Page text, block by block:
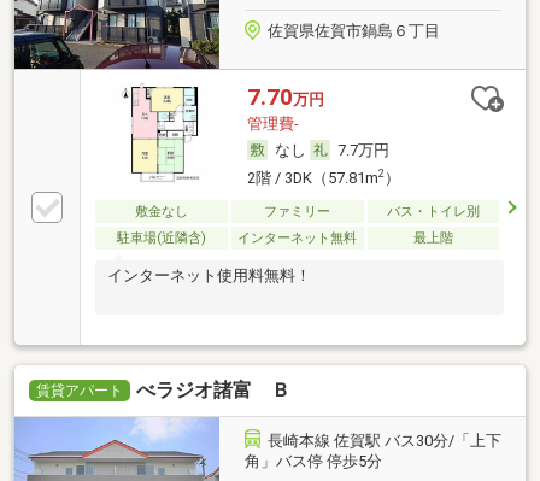
佐賀県佐賀市鍋島６丁目
7.70万円
管理費-
なし
7.7万円
2階 / 3DK（57.81m2）
敷金なし ファミリー
バス・トイレ別
駐車場(近隣含)
インターネット無料 最上階
インターネット使用料無料！
賃貸アパート べラジオ諸富 Ｂ
長崎本線 佐賀駅 バス30分/「上下
角」バス停 停歩5分